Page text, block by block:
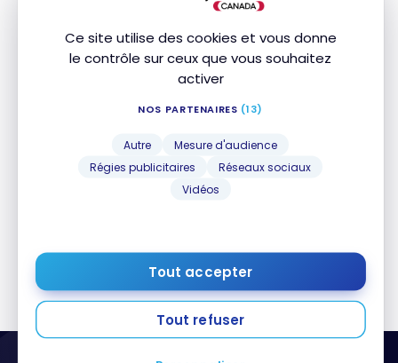
Ce site utilise des cookies et vous donne
le contrôle sur ceux que vous souhaitez
activer
NOS PARTENAIRES (13)
Autre
Mesure d'audience
Régies publicitaires
Réseaux sociaux
Vidéos
Tout accepter
Tout refuser
Achat de points : Obtenez jusqu’à 50 % de rabais à
Achat de points : Obtenez jusqu’à 50 % de rabais
13 novembre 2024